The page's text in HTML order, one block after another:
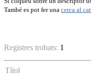
També es pot fer una cerca al
Registres trobats: 1
Títol